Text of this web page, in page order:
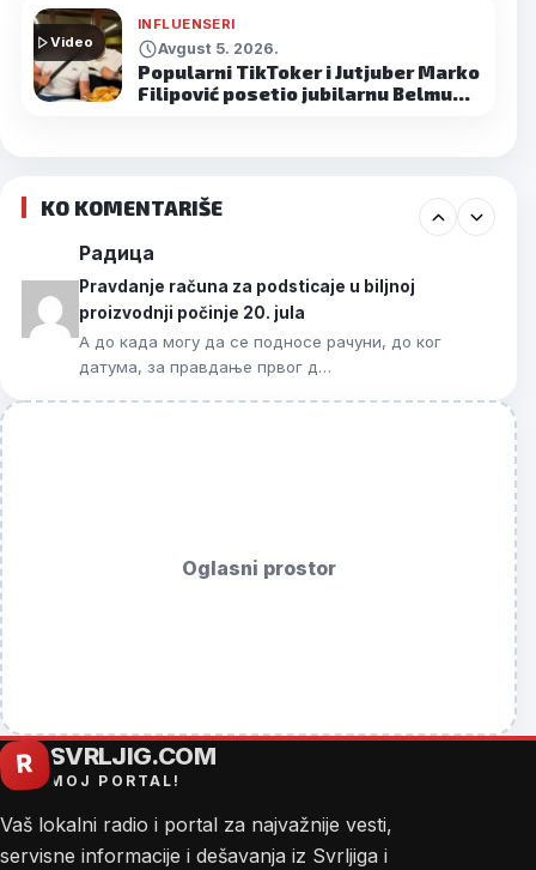
Video
INFLUENSERI
Avgust 5. 2026.
Popularni TikToker i Jutjuber Marko
Filipović posetio jubilarnu Belmu…
KO KOMENTARIŠE
Радица
Pravdanje računa za podsticaje u biljnoj
proizvodnji počinje 20. jula
А до када могу да се подносе рачуни, до ког
датума, за правдање првог д…
Oglasni prostor
R SVRLJIG.COM
MOJ PORTAL!
Vaš lokalni radio i portal za najvažnije vesti,
servisne informacije i dešavanja iz Svrljiga i